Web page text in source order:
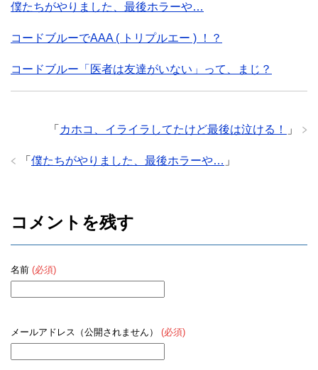
僕たちがやりました、最後ホラーや…
コードブルーでAAA ( トリプルエー ) ！？
コードブルー「医者は友達がいない」って、まじ？
「 カホコ、イライラしてたけど最後は泣ける！ 」
「 僕たちがやりました、最後ホラーや… 」
コメントを残す
名前 (必須)
メールアドレス（公開されません） (必須)